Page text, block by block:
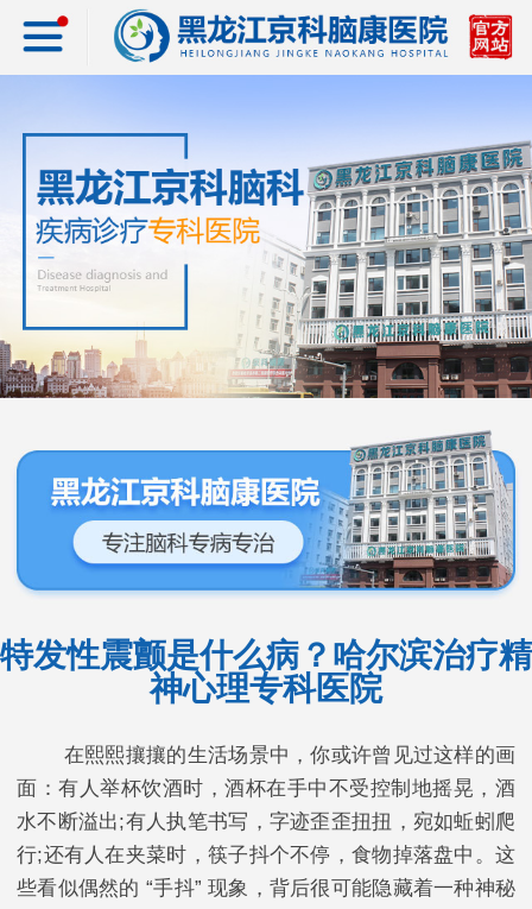
特发性震颤是什么病？哈尔滨治疗精
神心理专科医院
在熙熙攘攘的生活场景中，你或许曾见过这样的画
面：有人举杯饮酒时，酒杯在手中不受控制地摇晃，酒
水不断溢出;有人执笔书写，字迹歪歪扭扭，宛如蚯蚓爬
行;还有人在夹菜时，筷子抖个不停，食物掉落盘中。这
些看似偶然的 “手抖” 现象，背后很可能隐藏着一种神秘